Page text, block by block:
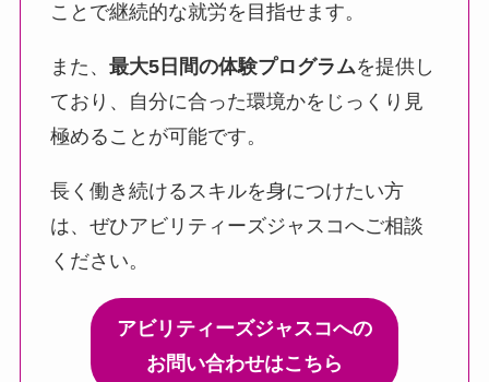
ことで継続的な就労を目指せます。
また、 最大5日間の体験プログラムを提供し
ており、自分に合った環境かをじっくり見
極めることが可能です。
長く働き続けるスキルを身につけたい方
は、ぜひアビリティーズジャスコへご相談
ください。
アビリティーズジャスコへの
お問い合わせはこちら